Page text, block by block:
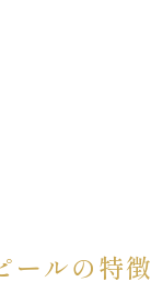
ールの特徴